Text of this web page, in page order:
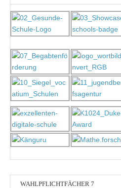
WAHLPFLICHTFÄCHER 7